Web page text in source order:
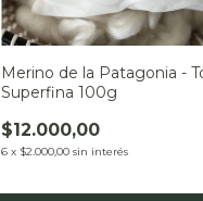
Merino de la Patagonia -
Superfina 100g
$12.000,00
6 x $2.000,00 sin interés